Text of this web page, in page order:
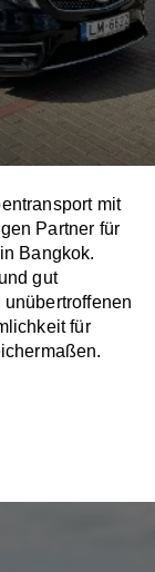
mit
Partner für
Bangkok.
gut
für